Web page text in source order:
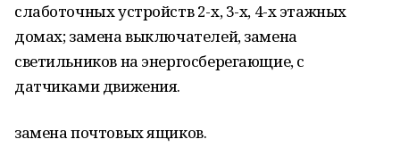
слаботочных устройств 2-х, 3-х, 4-х этажных
домах; замена выключателей, замена
светильников на энергосберегающие, с
датчиками движения.
замена почтовых ящиков.